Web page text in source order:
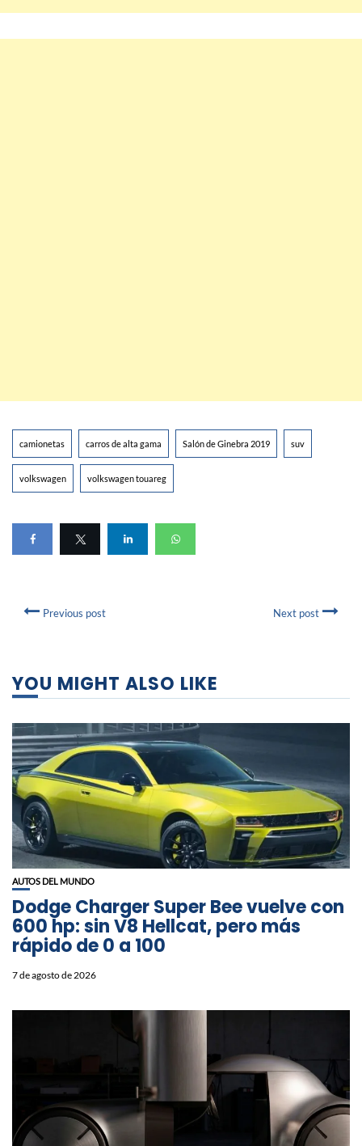
camionetas carros de alta gama Salón de Ginebra 2019 suv
volkswagen volkswagen touareg
Previous post Next post
YOU MIGHT ALSO LIKE
AUTOS DEL MUNDO
Dodge Charger Super Bee vuelve con
600 hp: sin V8 Hellcat, pero más
rápido de 0 a 100
7 de agosto de 2026